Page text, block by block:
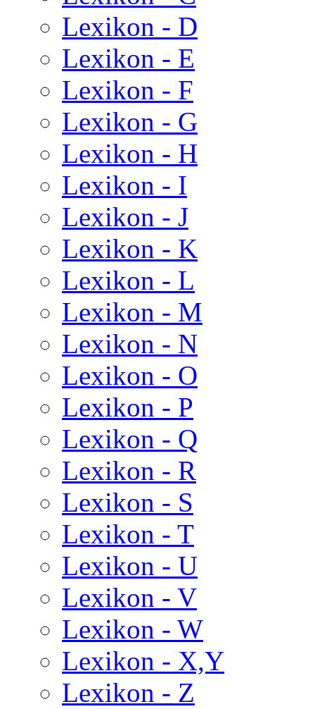
Lexikon - D
Lexikon - E
Lexikon - F
Lexikon - G
Lexikon - H
Lexikon - I
Lexikon - J
Lexikon - K
Lexikon - L
Lexikon - M
Lexikon - N
Lexikon - O
Lexikon - P
Lexikon - Q
Lexikon - R
Lexikon - S
Lexikon - T
Lexikon - U
Lexikon - V
Lexikon - W
Lexikon - X,Y
Lexikon - Z